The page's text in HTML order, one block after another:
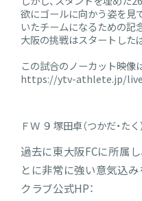
欲にゴールに向かう姿を見
いたチームになるための記
大阪の挑戦はスタートした
この試合のノーカット映像
https://ytv-athlete.jp/
ＦＷ ９ 塚田卓（つかだ・た
過去に東大阪FCに所属
とに非常に強い意気込み
クラブ公式HP：